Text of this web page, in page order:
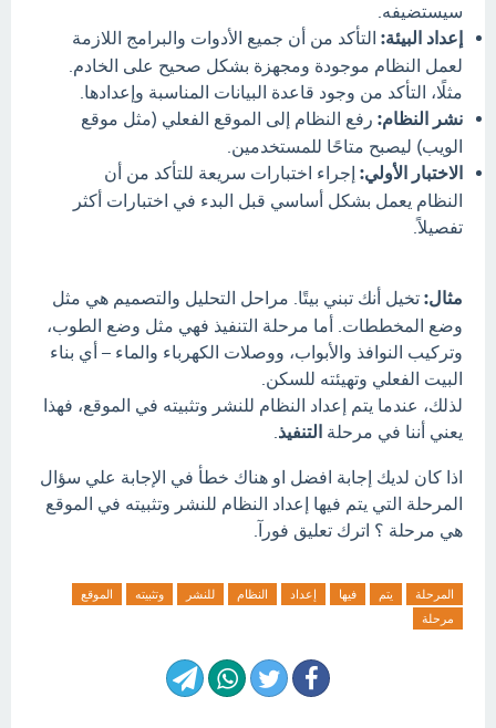
سيستضيفه.
إعداد البيئة: التأكد من أن جميع الأدوات والبرامج اللازمة
لعمل النظام موجودة ومجهزة بشكل صحيح على الخادم.
مثلًا، التأكد من وجود قاعدة البيانات المناسبة وإعدادها.
نشر النظام: رفع النظام إلى الموقع الفعلي (مثل موقع
الويب) ليصبح متاحًا للمستخدمين.
الاختبار الأولي: إجراء اختبارات سريعة للتأكد من أن
النظام يعمل بشكل أساسي قبل البدء في اختبارات أكثر
تفصيلاً.
مثال: تخيل أنك تبني بيتًا. مراحل التحليل والتصميم هي مثل
وضع المخططات. أما مرحلة التنفيذ فهي مثل وضع الطوب،
وتركيب النوافذ والأبواب، ووصلات الكهرباء والماء – أي بناء
البيت الفعلي وتهيئته للسكن.
لذلك، عندما يتم إعداد النظام للنشر وتثبيته في الموقع، فهذا
يعني أننا في مرحلة التنفيذ
اذا كان لديك إجابة افضل او هناك خطأ في الإجابة علي سؤال
المرحلة التي يتم فيها إعداد النظام للنشر وتثبيته في الموقع
هي مرحلة ؟ اترك تعليق فورآ.
المرحلة يتم فيها إعداد النظام للنشر وتثبيته
الموقع
مرحلة